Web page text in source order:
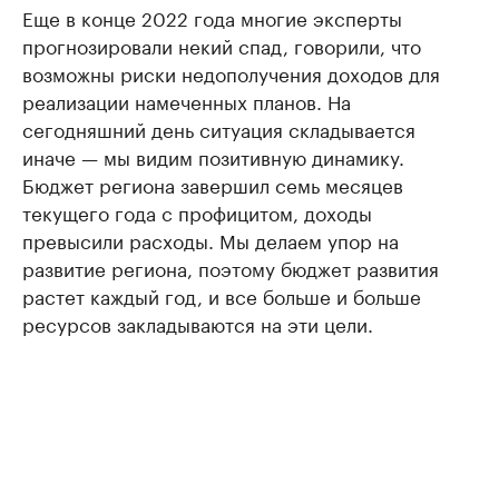
Еще в конце 2022 года многие эксперты
прогнозировали некий спад, говорили, что
возможны риски недополучения доходов для
реализации намеченных планов. На
сегодняшний день ситуация складывается
иначе — мы видим позитивную динамику.
Бюджет региона завершил семь месяцев
текущего года с профицитом, доходы
превысили расходы. Мы делаем упор на
развитие региона, поэтому бюджет развития
растет каждый год, и все больше и больше
ресурсов закладываются на эти цели.